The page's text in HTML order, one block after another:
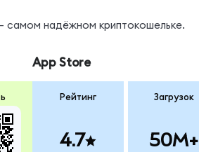
самом надёжном криптокошельке.
App Store
Рейтинг
4.7
Загрузок
50M+